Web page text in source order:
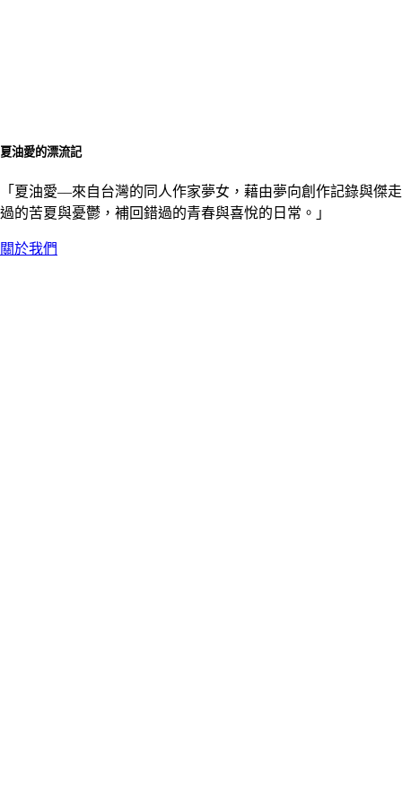
夏油愛的漂流記
「夏油愛––來自台灣的同人作家夢女，藉由夢向創作記錄與傑走
過的苦夏與憂鬱，補回錯過的青春與喜悅的日常。」
關於我們